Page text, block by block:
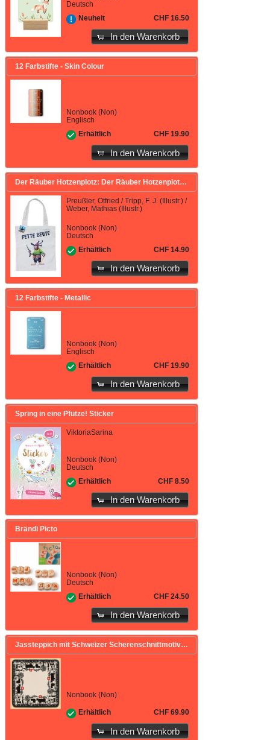
Deutsch
Neuheit
CHF 16.50
In den Warenkorb
12 Farbstifte - Skin Colour
Nonbook (Non)
Englisch
Erhältlich
CHF 19.90
In den Warenkorb
Der Räuber Hotzenplotz: Der Räuber Hotzenplotz Stoffbeutel "Fette Beute"
Preußler, Otfried / Tripp, F. J. (Illustr.) /
Weber, Mathias (Illustr.)
Nonbook (Non)
Deutsch
Erhältlich
CHF 14.90
In den Warenkorb
12 Farbstifte - Metallic
Nonbook (Non)
Englisch
Erhältlich
CHF 19.90
In den Warenkorb
Spring in eine Pfütze! Sticker
ViktoriaSarina
Nonbook (Non)
Deutsch
Erhältlich
CHF 8.50
In den Warenkorb
Brändi Picto
Nonbook (Non)
Deutsch
Erhältlich
CHF 24.50
In den Warenkorb
Jassteppich mit Schweizer Scherenschnittmotiv
Nonbook (Non)
Erhältlich CHF 69.90
In den Warenkorb